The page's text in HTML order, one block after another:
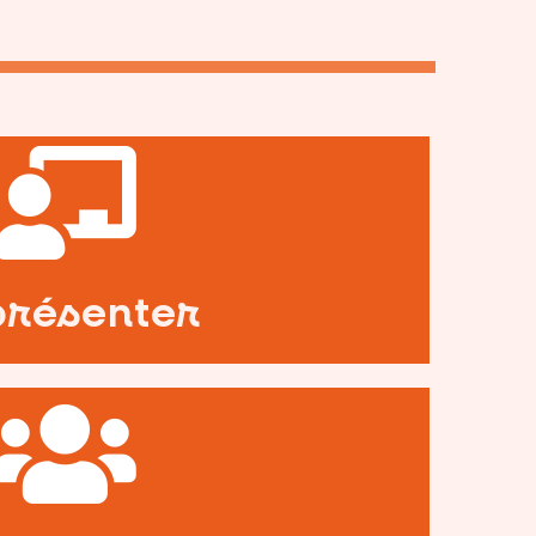
les composent auprès des
institutions et auprès des
publics
de santé durant
de leur structuration
pluriprofessionnelle